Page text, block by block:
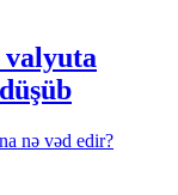
valyuta